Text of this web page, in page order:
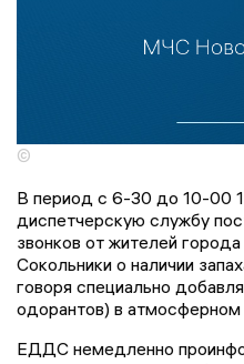
©
В период с 6-30 до 10-00
диспетчерскую службу
звонков от жителей
Сокольники о наличии
говоря специально
одорантов) в атмосферном
ЕДДС немедленно